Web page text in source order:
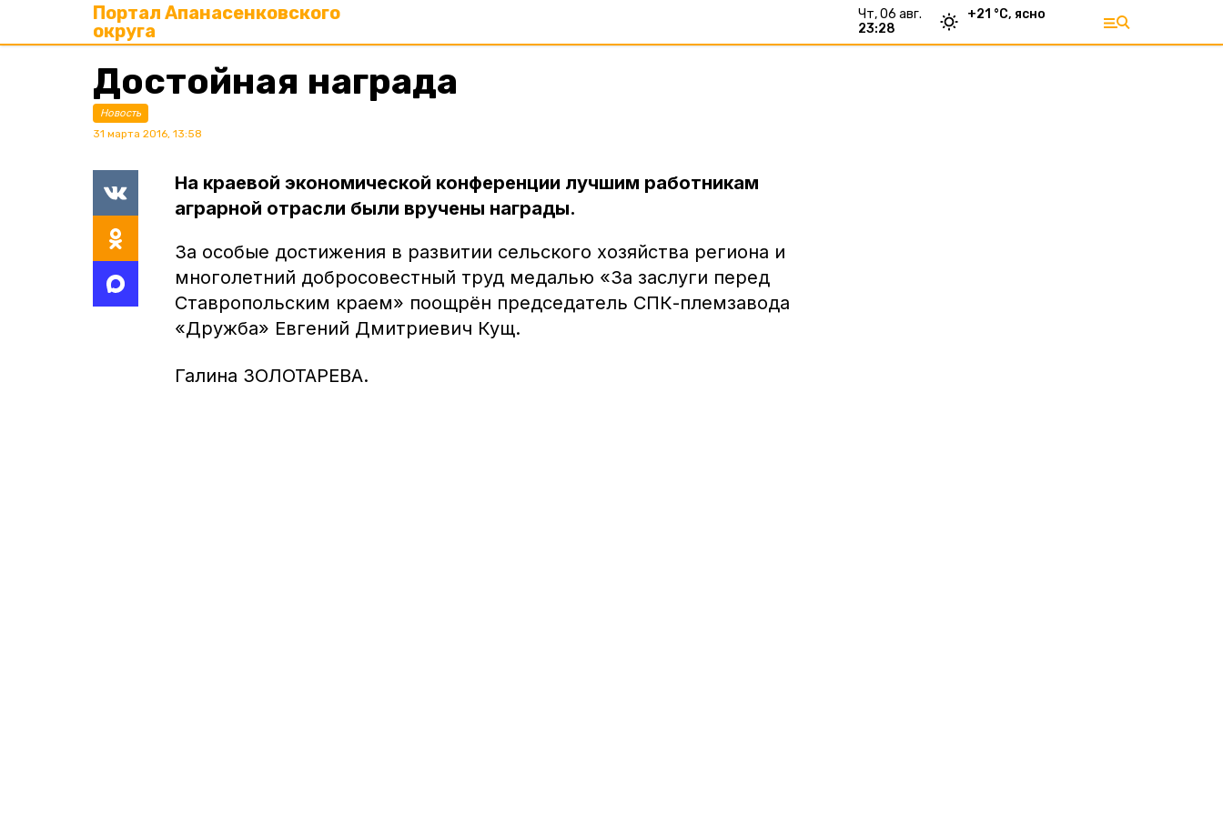
Портал Апанасенковского
округа
чт, 06 авг.
23:28
+21 °С, ясно
Достойная награда
Новость
31 марта 2016, 13:58
На краевой экономической конференции лучшим работникам
аграрной отрасли были вручены награды.
За особые достижения в развитии сельского хозяйства региона и
многолетний добросовестный труд медалью «За заслуги перед
Ставропольским краем» поощрён председатель СПК-племзавода
«Дружба» Евгений Дмитриевич Кущ.
Галина ЗОЛОТАРЕВА.